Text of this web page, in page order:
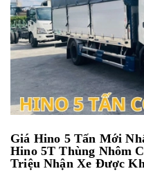
Giá Hino 5 Tấn Mới
Hino 5T Thùng Nhôm
Triệu Nhận Xe Được